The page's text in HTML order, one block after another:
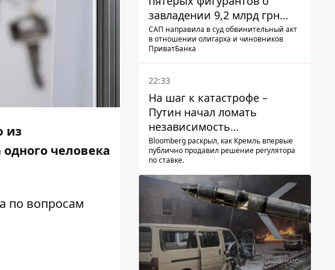
из
человека
по вопросам
завладении 9,2 млрд грн
ПриватБанка направили в
суд
САП направила в суд обвинительный акт
в отношении олигарха и чиновников
ПриватБанка
22:33
На шаг к катастрофе –
Путин начал ломать
независимость
собственного Центробанка,
заставив снизить базовую
Bloomberg раскрыл, как Кремль впервые
публично продавил решение регулятора
по ставке.